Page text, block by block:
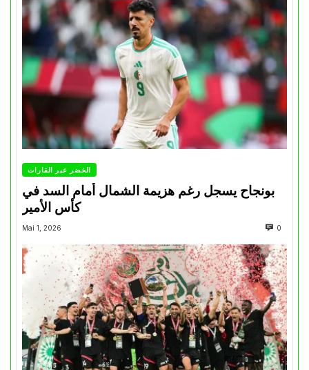
الخضر عبر القارات
بونجاح يسجل رغم هزيمة الشمال أمام السد في
كأس الأمير
Mai 1, 2026 0